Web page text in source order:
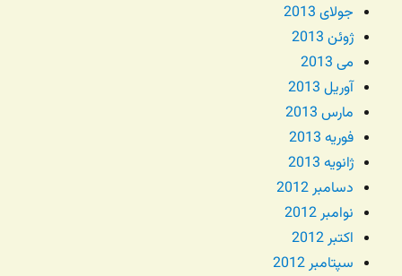
جولای 2013
ژوئن 2013
می 2013
آوریل 2013
مارس 2013
فوریه 2013
ژانویه 2013
دسامبر 2012
نوامبر 2012
اکتبر 2012
سپتامبر 2012